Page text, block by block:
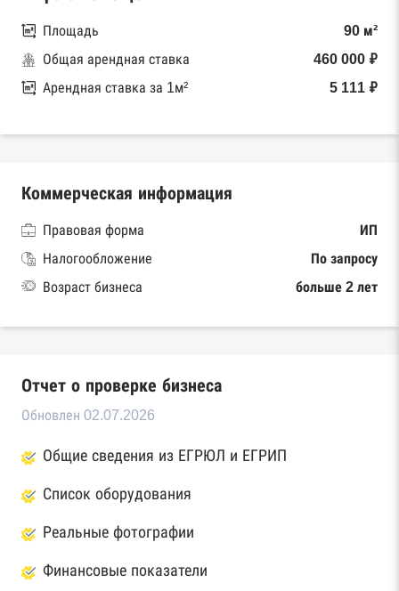
Площадь
90 м²
Общая арендная ставка
460 000 ₽
Арендная ставка за 1м²
5 111 ₽
Коммерческая информация
Правовая форма
ИП
Налогообложение
По запросу
Возраст бизнеса
больше 2 лет
Отчет о проверке бизнеса
Обновлен 02.07.2026
Общие сведения из ЕГРЮЛ и ЕГРИП
Список оборудования
Реальные фотографии
Финансовые показатели